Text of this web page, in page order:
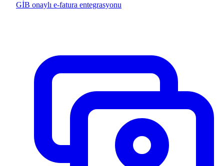
GİB onaylı e-fatura entegrasyonu